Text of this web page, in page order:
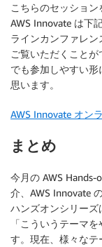
こちらのセッショ
AWS Innovate は下
ラインカンファレ
ご覧いただくこと
でも参加しやすい
思います。
AWS Innovate オン
まとめ
今月の AWS
介、AWS Innovate
ハンズオンシリーズ
「こういうテーマ
す。現在、様々なテ